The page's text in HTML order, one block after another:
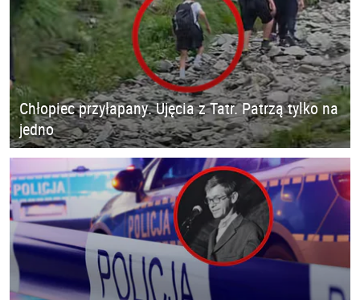
Chłopiec przyłapany. Ujęcia z Tatr. Patrzą tylko na
jedno